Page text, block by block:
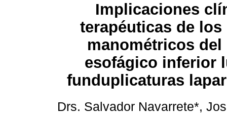
Implicaciones
terapéuticas de
manométricos del
esofágico inferior
funduplicaturas
Drs. Salvador Navarrete*,